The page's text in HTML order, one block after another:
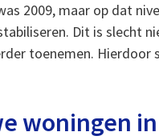
2009, maar op dat
Dit is slecht
toenemen. Hierdoor
woningen in